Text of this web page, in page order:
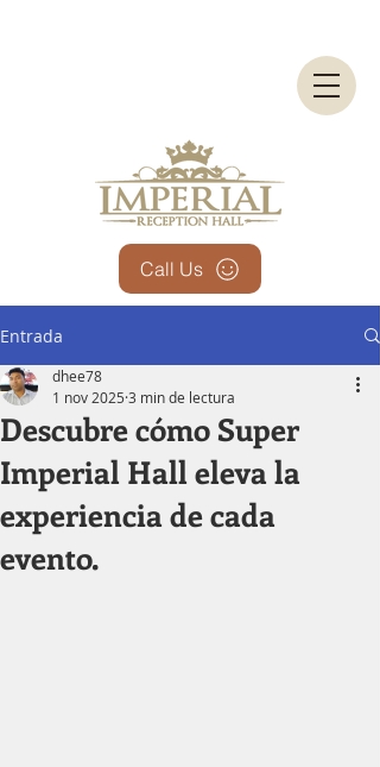
Call Us
Entrada
Descubre cómo Super
Imperial Hall eleva la
experiencia de cada
evento.
dhee78
1 nov 2025 3 min de lectura